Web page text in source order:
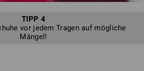
TIPP 4
vor jedem Tragen auf mögliche
Mängel!